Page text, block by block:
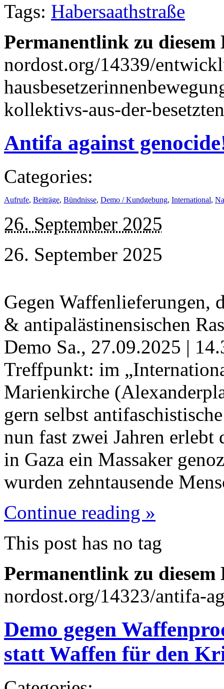
Tags: Habersaathstraße
Permanentlink zu
nordost.org/14339/
kollektivs-aus-der-
Antifa against
Categories:
Aufrufe, Beiträge, Bündnisse, Demo / Kundgebung, International,
26. September 2025
26. September 2025
Gegen Waffenlieferungen,
& antipalästinensischen
Demo Sa., 27.09.2025 |
Treffpunkt: im
Marienkirche
gern selbst
nun fast zwei Jahren erlebt
in Gaza ein Massaker
wurden zehntausende
Continue reading »
This post has no tag
Permanentlink zu
nordost.org/14323/antifa-
Demo gegen
statt Waffen für den